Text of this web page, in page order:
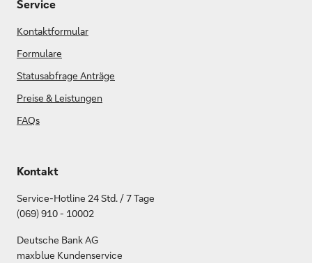
Service
Kontaktformular
Formulare
Statusabfrage Anträge
Preise & Leistungen
FAQs
Kontakt
Service-Hotline 24 Std. / 7 Tage
(069) 910 - 10002
Deutsche Bank AG
maxblue Kundenservice